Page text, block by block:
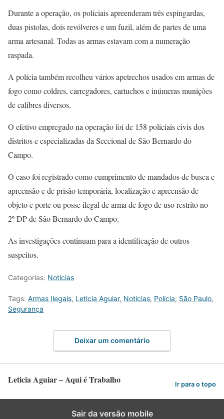
Durante a operação, os policiais apreenderam três espingardas,
duas pistolas, dois revólveres e um fuzil, além de partes de uma
arma artesanal. Todas as armas estavam com a numeração
raspada.
A polícia também recolheu vários apetrechos usados em armas de
fogo como coldres, carregadores, cartuchos e inúmeras munições
de calibres diversos.
O efetivo empregado na operação foi de 158 policiais civis dos
distritos e especializadas da Seccional de São Bernardo do
Campo.
O caso foi registrado como cumprimento de mandados de busca e
apreensão e de prisão temporária, localização e apreensão de
objeto e porte ou posse ilegal de arma de fogo de uso restrito no
2º DP de São Bernardo do Campo.
As investigações continuam para a identificação de outros
suspeitos.
Categorias: Notícias
Tags: Armas Ilegais, Leticia Aguiar, Noticias, Polícia, São Paulo,
Segurança
Deixar um comentário
Leticia Aguiar – Aqui é Trabalho Ir para o topo
Sair da versão mobile